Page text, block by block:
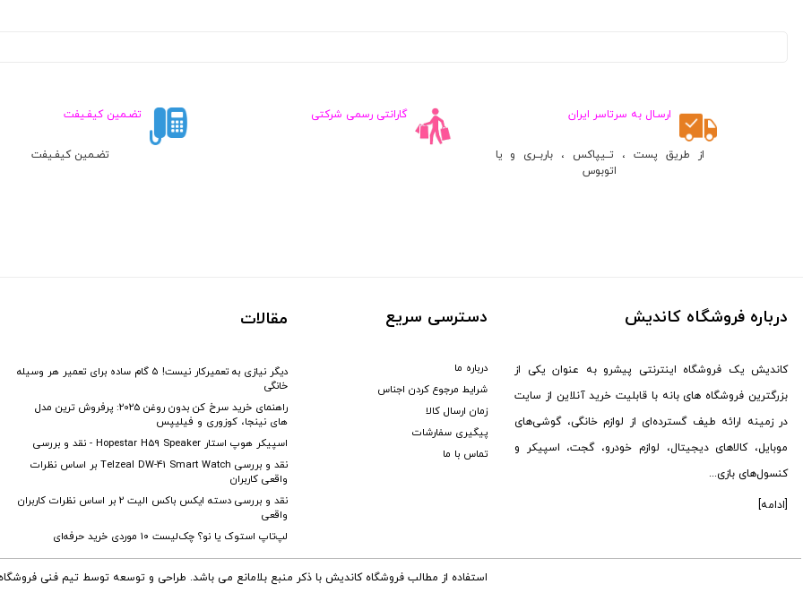
جی وی سی (2
)
5
)
دوکسین (1
)
کالوس (12
)
برگو (8
)
GTMedia (6)
هوپ استار (95
)
کاتلر (1
)
سونی (
ال جی (13
)
ارسـال به سرتاسر ایران
از طریق پست ، تــیپاکس ، باربــری و یا
اتوبوس
گارانتی رسمی شرکتی تضـمین کیفـیفت
تضـمین کیفـیفت
درباره فروشگاه کاندیش
کاندیش یک فروشگاه اینترنتی پیشرو به عنوان یکی از
بزرگترین فروشگاه های بانه با قابلیت خرید آنلاین از سایت
در زمینه ارائه طیف گسترده‌ای از لوازم خانگی، گوشی‌های
موبایل، کالاهای دیجیتال، لوازم خودرو، گجت، اسپیکر و
کنسول‌های بازی...
[ادامه]
دسترسی سریع
درباره ما
شرایط مرجوع کردن اجناس
زمان ارسال کالا
پیگیری سفارشات
تماس با ما
مقالات
دیگر نیازی به تعمیرکار نیست! ۵ گام ساده برای تعمیر هر وسیله
خانگی
راهنمای خرید سرخ کن بدون روغن 2025: پرفروش ترین مدل
های نینجا، کوزوری و فیلیپس
اسپیکر هوپ استار Hopestar H59 Speaker - نقد و بررسی
نقد و بررسی Telzeal DW-41 Smart Watch بر اساس نظرات
واقعی کاربران
نقد و بررسی دسته ایکس باکس الیت 2 بر اساس نظرات کاربران
واقعی
لپ‌تاپ استوک یا نو؟ چک‌لیست ۱۰ موردی خرید حرفه‌ای
استفاده از مطالب فروشگاه کاندیش با ذکر منبع بلامانع می باشد. طراحی و توسعه توسط تیم فنی